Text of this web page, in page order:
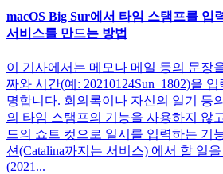
macOS Big Sur에서 타임 스탬프를 입
서비스를 만드는 방법
이 기사에서는 메모나 메일 등의 문장
짜와 시간(예: 20210124Sun_1802)을
명합니다. 회의록이나 자신의 일기 등
의 타임 스탬프의 기능을 사용하지 않
드의 쇼트 컷으로 일시를 입력하는 기
션(Catalina까지는 서비스) 에서 할 일
(2021...